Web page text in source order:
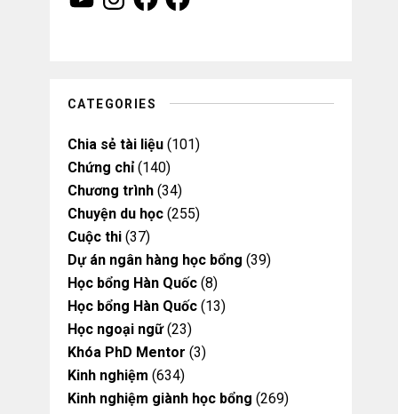
o
n
m
a
a
CATEGORIES
Chia sẻ tài liệu (101)
Chứng chỉ(140)
Chương trình (34)
Chuyện du học (255)
Cuộc thi (37)
Dự án ngân hàng học bổng (39)
Học bổng Hàn Quốc (8)
Học bổng Hàn Quốc (13)
Học ngoại ngữ(23)
Khóa PhD Mentor (3)
Kinh nghiệm (634)
Kinh nghiệm giành học bổng (269)